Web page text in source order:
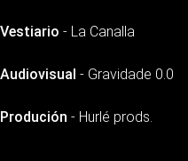
Vestiario - La Canalla
Audiovisual - Gravidade 0.0
Produción - Hurlé prods.